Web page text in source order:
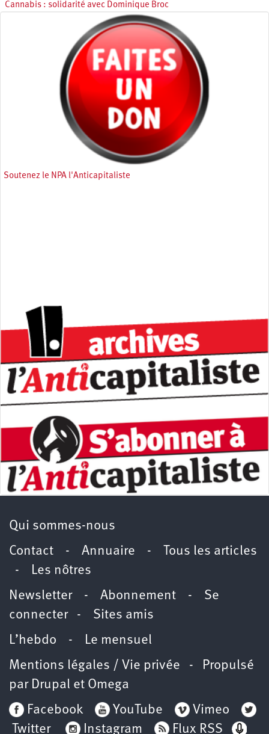
Cannabis : solidarité avec Dominique Broc
Soutenez le NPA l'Anticapitaliste
Qui sommes-nous
Contact - Annuaire -
Tous les articles
- Les nôtres
Newsletter- Abonnement - Se
connecter- Sites amis
L’hebdo - Le mensuel
Mentions légales / Vie privée - Propulsé
par Drupal et Omega
Facebook
YouTube
Vimeo
Twitter
Instagram Flux RSS